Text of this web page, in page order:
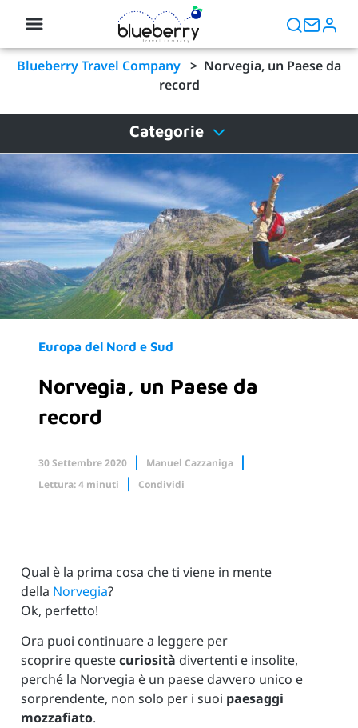
Blueberry Travel Company > Norvegia, un Paese da
record
Categorie
Europa del Nord e Sud
Norvegia, un Paese da
record
30 Settembre 2020
Manuel Cazzaniga
Lettura: 4 minuti
Condividi
Qual è la prima cosa che ti viene in mente
della Norvegia?
Ok, perfetto!
Ora puoi continuare a leggere per
scoprire questecuriosità divertenti e insolite,
perché la Norvegia è un paese davvero unico e
sorprendente, non solo per i suoi paesaggi
mozzafiato.